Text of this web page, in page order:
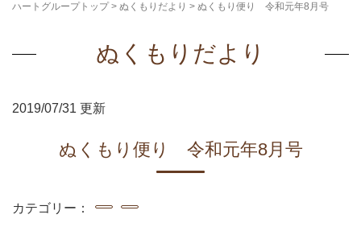
ハートグループトップ> ぬくもりだより > ぬくもり便り 令和元年8月号
ぬくもりだより
2019/07/31 更新
ぬくもり便り 令和元年8月号
カテゴリー：